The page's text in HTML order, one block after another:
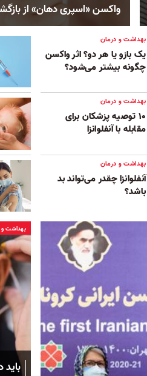
واکسن «اسپری دهان» از
بهداشت و درمان
یک بازو یا هر دو؟ اثر واکسن
چگونه بیشتر می‌شود؟
بهداشت و درمان
۱۰ توصیه پزشکان برای
مقابله با آنفلوانزا
بهداشت و درمان
آنفلوانزا چقدر می‌تواند بد
باشد؟
بهداشت و